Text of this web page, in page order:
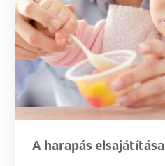
A harapás elsajátítása